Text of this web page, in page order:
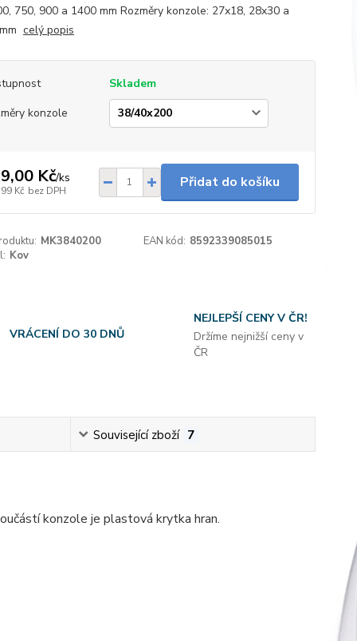
750, 900 a 1400 mm Rozměry konzole: 27x18, 28x30 a
celý popis
Skladem
konzole
Kč/ks
Kč bez DPH
Přidat do košíku
MK3840200 EAN kód: 8592339085015
Kov
VRÁCENÍ DO 30 DNŮ
NEJLEPŠÍ CENY V ČR!
Držíme nejnižší ceny v
ČR
Související zboží 7
konzole je plastová krytka hran.